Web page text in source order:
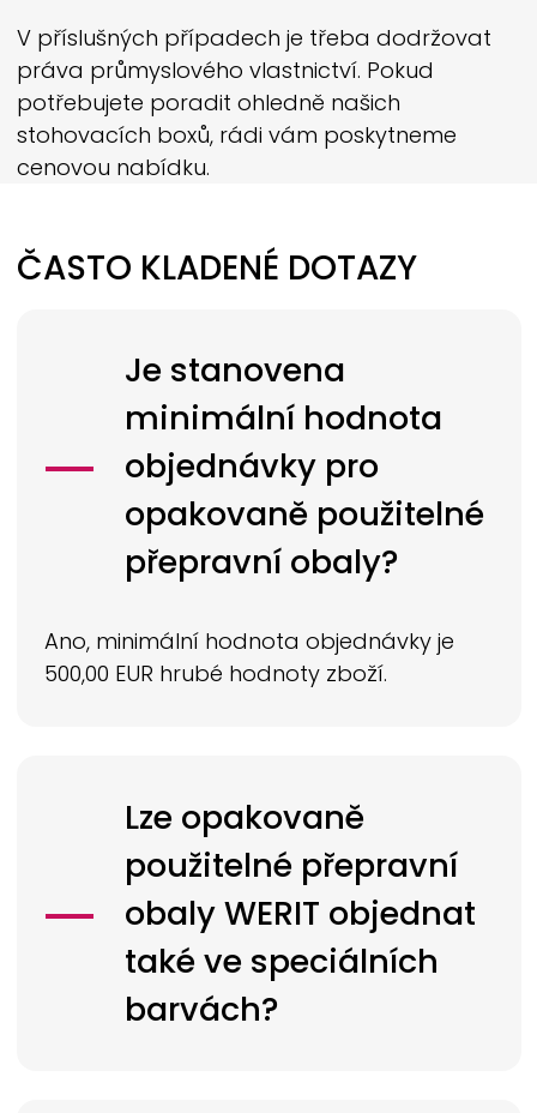
V příslušných případech je třeba dodržovat
práva průmyslového vlastnictví. Pokud
potřebujete poradit ohledně našich
stohovacích boxů, rádi vám poskytneme
cenovou nabídku.
ČASTO KLADENÉ DOTAZY
Je stanovena
minimální hodnota
objednávky pro
opakovaně použitelné
přepravní obaly?
Ano, minimální hodnota objednávky je
500,00 EUR hrubé hodnoty zboží.
Lze opakovaně
použitelné přepravní
obalyWERIT objednat
také ve speciálních
barvách?